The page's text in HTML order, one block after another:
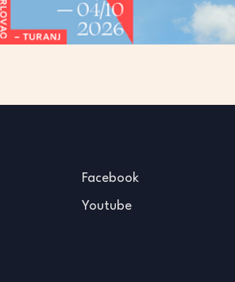
Facebook
Youtube